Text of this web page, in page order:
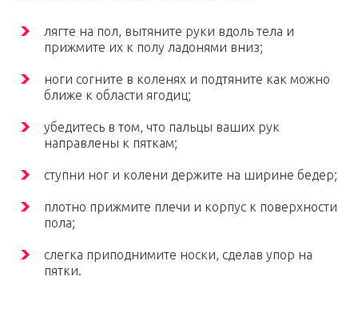
лягте на пол, вытяните руки вдоль тела и
прижмите их к полу ладонями вниз;
ноги согните в коленях и подтяните как можно
ближе к области ягодиц;
убедитесь в том, что пальцы ваших рук
направлены к пяткам;
ступни ног и колени держите на ширине бедер;
плотно прижмите плечи и корпус к поверхности
пола;
слегка приподнимите носки, сделав упор на
пятки.